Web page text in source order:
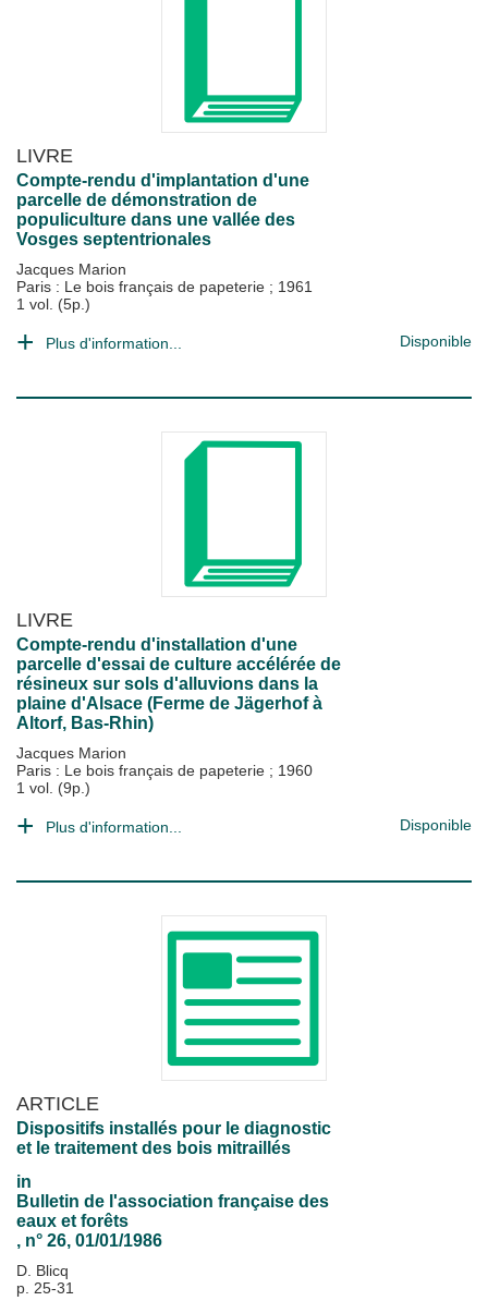
LIVRE
Compte-rendu d'implantation d'une
parcelle de démonstration de
populiculture dans une vallée des
Vosges septentrionales
Jacques Marion
Paris : Le bois français de papeterie ; 1961
1 vol. (5p.)
Plus d'information... Disponible
LIVRE
Compte-rendu d'installation d'une
parcelle d'essai de culture accélérée de
résineux sur sols d'alluvions dans la
plaine d'Alsace (Ferme de Jägerhof à
Altorf, Bas-Rhin)
Jacques Marion
Paris : Le bois français de papeterie ; 1960
1 vol. (9p.)
Plus d'information... Disponible
ARTICLE
Dispositifs installés pour le diagnostic
et le traitement des bois mitraillés
in
Bulletin de l'association française des
eaux et forêts
, n° 26, 01/01/1986
D. Blicq
p. 25-31